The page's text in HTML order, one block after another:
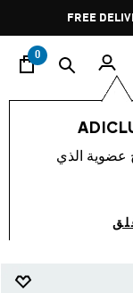
FREE
0
عضوية الذي